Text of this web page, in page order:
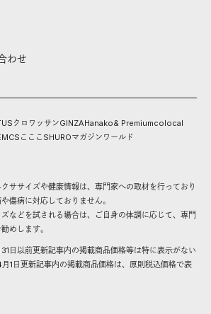
わせ
クロワッサンGINZAHanako& Premiumcolocal
MCS こここ SHUROマガジンワールド
ササイズや健康情報は、専門家への取材を行っており
傷病に対応しておりません。
などを試される場合は、ご自身の体調に応じて、専門
めします。
日以前更新記事内の掲載商品価格等は特に表示がない
1日更新記事内の掲載商品価格は、原則税込価格で表